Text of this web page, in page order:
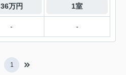
36万円 1室
- -
1